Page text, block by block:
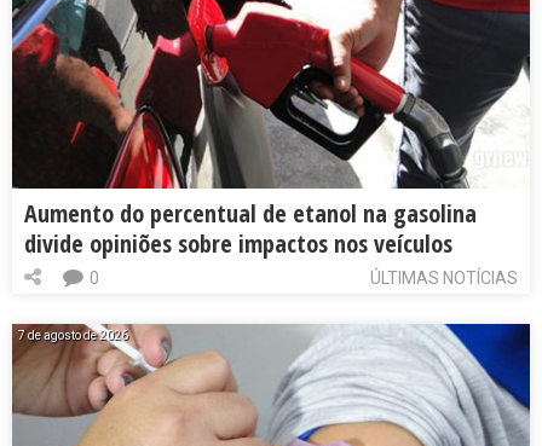
Aumento do percentual de etanol na gasolina
divide opiniões sobre impactos nos veículos
ÚLTIMAS NOTÍCIAS
0
7 de agosto de 2026